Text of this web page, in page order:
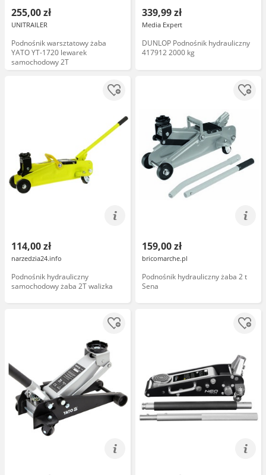
255,00 zł
UNITRAILER
Podnośnik warsztatowy żaba
YATO YT-1720 lewarek
samochodowy 2T
339,99 zł
Media Expert
DUNLOP Podnośnik hydrauliczny
417912 2000 kg
114,00 zł
narzedzia24.info
Podnośnik hydrauliczny
samochodowy żaba 2T walizka
159,00 zł
bricomarche.pl
Podnośnik hydrauliczny żaba 2 t
Sena